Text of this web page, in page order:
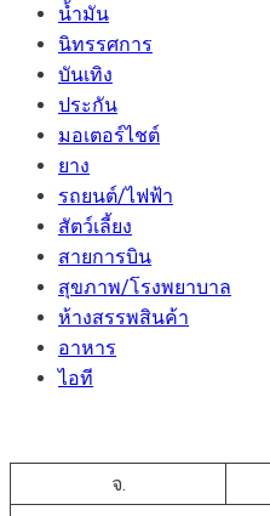
น้ำมัน
นิทรรศการ
บันเทิง
ประกัน
มอเตอร์ไชต์
ยาง
รถยนต์/ไฟฟ้า
สัตว์เลี้ยง
สายการบิน
สุขภาพ/โรงพยาบาล
ห้างสรรพสินค้า
อาหาร
ไอที
จ.